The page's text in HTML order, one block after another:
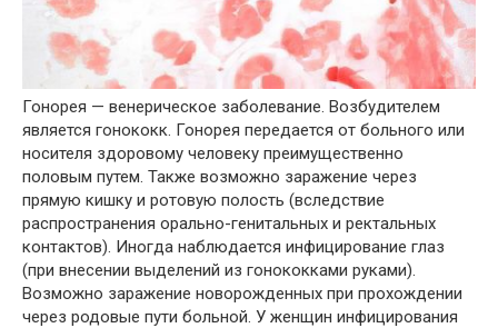
Гонорея — венерическое заболевание. Возбудителем
является гонококк. Гонорея передается от больного или
носителя здоровому человеку преимущественно
половым путем. Также возможно заражение через
прямую кишку и ротовую полость (вследствие
распространения орально-генитальных и ректальных
контактов). Иногда наблюдается инфицирование глаз
(при внесении выделений из гонококками руками).
Возможно заражение новорожденных при прохождении
через родовые пути больной. У женщин инфицирования